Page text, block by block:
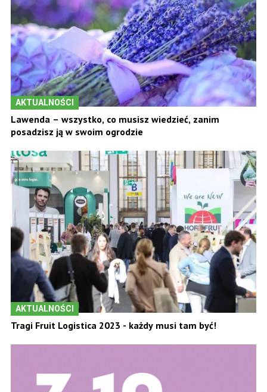
AKTUALNOŚCI
Lawenda – wszystko, co musisz wiedzieć, zanim
posadzisz ją w swoim ogrodzie
AKTUALNOŚCI
Tragi Fruit Logistica 2023 - każdy musi tam być!